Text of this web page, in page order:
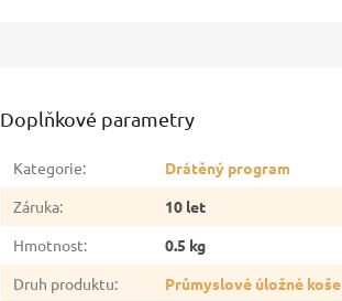
Doplňkové parametry
Kategorie:
Drátěný program
Záruka:
10 let
Hmotnost:
0.5 kg
Druh produktu:
Průmyslové úložné koše